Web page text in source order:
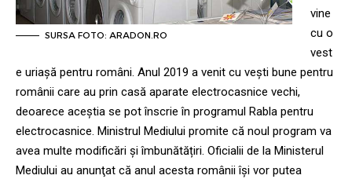
SURSA FOTO: ARADON.RO
vine
cu o
vest
e uriașă pentru români. Anul 2019 a venit cu vești bune pentru
românii care au prin casă aparate electrocasnice vechi,
deoarece aceștia se pot înscrie în programul Rabla pentru
electrocasnice. Ministrul Mediului promite că noul program va
avea multe modificări și îmbunătățiri. Oficialii de la Ministerul
Mediului au anunţat că anul acesta românii îşi vor putea